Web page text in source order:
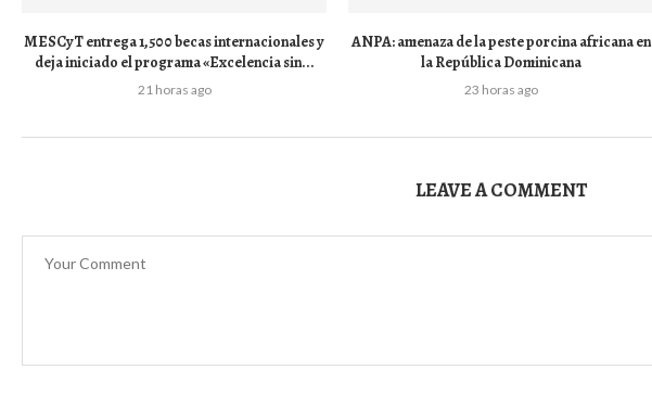
MESCyT entrega 1,500 becas internacionales y
deja iniciado el programa «Excelencia sin...
21 horas ago
ANPA: amenaza de la peste porcina africana en
la República Dominicana
23 horas ago
LEAVE A COMMENT